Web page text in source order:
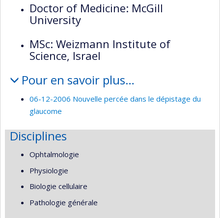
Doctor of Medicine: McGill
University
MSc: Weizmann Institute of
Science, Israel
Pour en savoir plus…
06-12-2006 Nouvelle percée dans le dépistage du
glaucome
Disciplines
Ophtalmologie
Physiologie
Biologie cellulaire
Pathologie générale